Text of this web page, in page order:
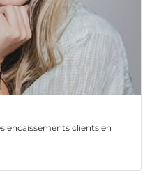
encaissements clients en